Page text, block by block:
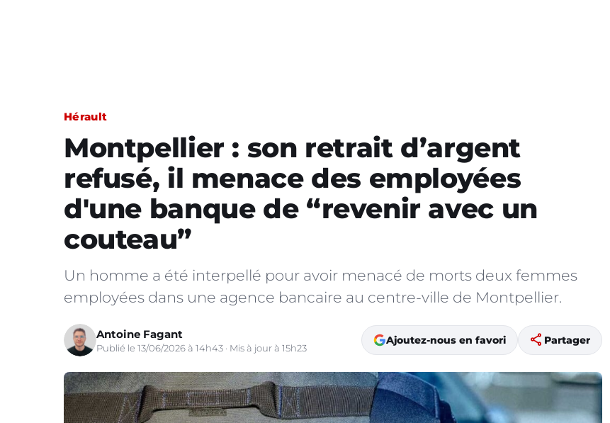
Hérault
Montpellier : son retrait d’argent
refusé, il menace des employées
d'une banque de “revenir avec un
couteau”
Un homme a été interpellé pour avoir menacé de morts deux femmes
employées dans une agence bancaire au centre-ville de Montpellier.
Antoine Fagant
Publié le 13/06/2026 à 14h43 · Mis à jour à 15h23
Ajoutez-nous en favori share Partager